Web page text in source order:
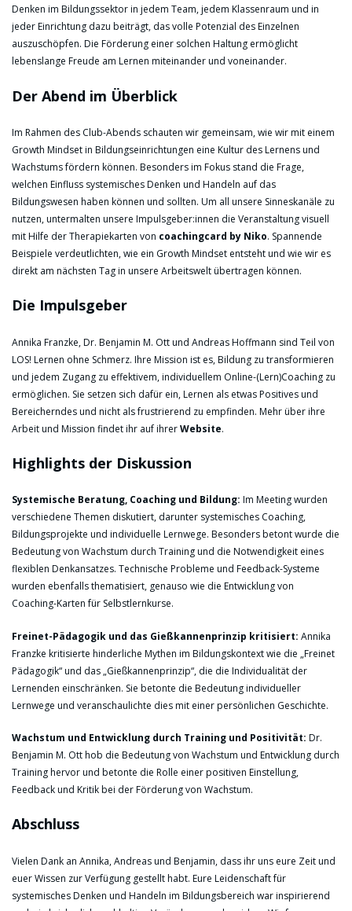
Denken im Bildungssektor in jedem Team, jedem Klassenraum und in
jeder Einrichtung dazu beiträgt, das volle Potenzial des Einzelnen
auszuschöpfen. Die Förderung einer solchen Haltung ermöglicht
lebenslange Freude am Lernen miteinander und voneinander.
Der Abend im Überblick
Im Rahmen des Club-Abends schauten wir gemeinsam, wie wir mit einem
Growth Mindset in Bildungseinrichtungen eine Kultur des Lernens und
Wachstums fördern können. Besonders im Fokus stand die Frage,
welchen Einfluss systemisches Denken und Handeln auf das
Bildungswesen haben können und sollten. Um all unsere Sinneskanäle zu
nutzen, untermalten unsere Impulsgeber:innen die Veranstaltung visuell
mit Hilfe der Therapiekarten von coachingcard by Niko. Spannende
Beispiele verdeutlichten, wie ein Growth Mindset entsteht und wie wir es
direkt am nächsten Tag in unsere Arbeitswelt übertragen können.
Die Impulsgeber
Annika Franzke, Dr. Benjamin M. Ott und Andreas Hoffmann sind Teil von
LOS! Lernen ohne Schmerz. Ihre Mission ist es, Bildung zu transformieren
und jedem Zugang zu effektivem, individuellem Online-(Lern)Coaching zu
ermöglichen. Sie setzen sich dafür ein, Lernen als etwas Positives und
Bereicherndes und nicht als frustrierend zu empfinden. Mehr über ihre
Arbeit und Mission findet ihr auf ihrerWebsite.
Highlights der Diskussion
Systemische Beratung, Coaching und Bildung: Im Meeting wurden
verschiedene Themen diskutiert, darunter systemisches Coaching,
Bildungsprojekte und individuelle Lernwege. Besonders betont wurde die
Bedeutung von Wachstum durch Training und die Notwendigkeit eines
flexiblen Denkansatzes. Technische Probleme und Feedback-Systeme
wurden ebenfalls thematisiert, genauso wie die Entwicklung von
Coaching-Karten für Selbstlernkurse.
Freinet-Pädagogik und das Gießkannenprinzip kritisiert: Annika
Franzke kritisierte hinderliche Mythen im Bildungskontext wie die „Freinet
Pädagogik“ und das „Gießkannenprinzip“, die die Individualität der
Lernenden einschränken. Sie betonte die Bedeutung individueller
Lernwege und veranschaulichte dies mit einer persönlichen Geschichte.
Wachstum und Entwicklung durch Training und Positivität: Dr.
Benjamin M. Ott hob die Bedeutung von Wachstum und Entwicklung durch
Training hervor und betonte die Rolle einer positiven Einstellung,
Feedback und Kritik bei der Förderung von Wachstum.
Abschluss
Vielen Dank an Annika, Andreas und Benjamin, dass ihr uns eure Zeit und
euer Wissen zur Verfügung gestellt habt. Eure Leidenschaft für
systemisches Denken und Handeln im Bildungsbereich war inspirierend